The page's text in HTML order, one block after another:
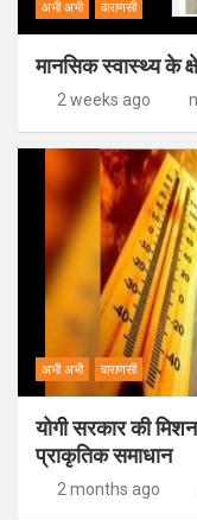
अभी अभी वाराणसी
मानसिक स्वास्थ्य के
2 weeks ago
अभी अभी वाराणसी
योगी सरकार की
प्राकृतिक समाधान
2 months ago